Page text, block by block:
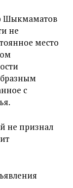
Шыкмаматов
не
место
с
не признал